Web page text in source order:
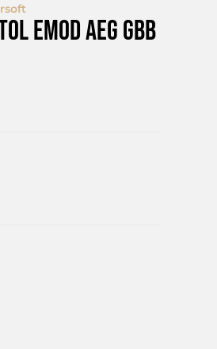
Emod Aeg Gbb